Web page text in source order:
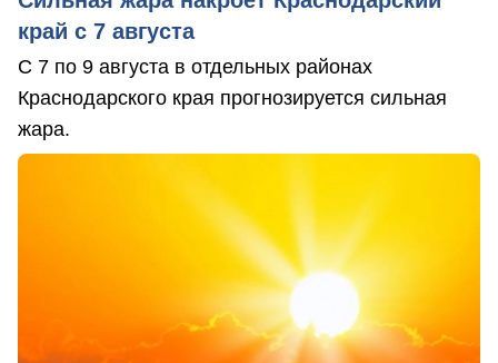
край с 7 августа
С 7 по 9 августа в отдельных районах
Краснодарского края прогнозируется сильная
жара.